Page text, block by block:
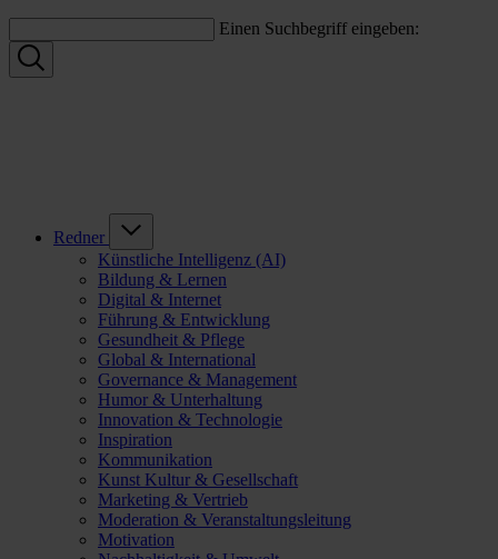
Einen Suchbegriff eingeben:
Redner
Künstliche Intelligenz (AI)
Bildung & Lernen
Digital & Internet
Führung & Entwicklung
Gesundheit & Pflege
Global & International
Governance & Management
Humor & Unterhaltung
Innovation & Technologie
Inspiration
Kommunikation
Kunst Kultur & Gesellschaft
Marketing & Vertrieb
Moderation & Veranstaltungsleitung
Motivation